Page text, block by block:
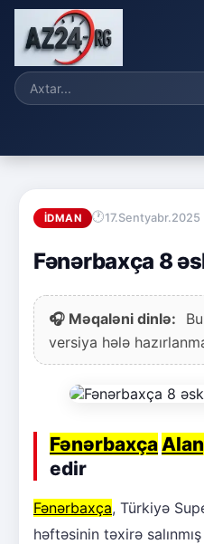
İDMAN 17.Sentyabr.2025
Fənərbaxça 8
🎧 Məqaləni dinlə:
versiya hələ
Fənərbaxça
edir
Fənərbaxça, Türkiyə
həftəsinin təxirə